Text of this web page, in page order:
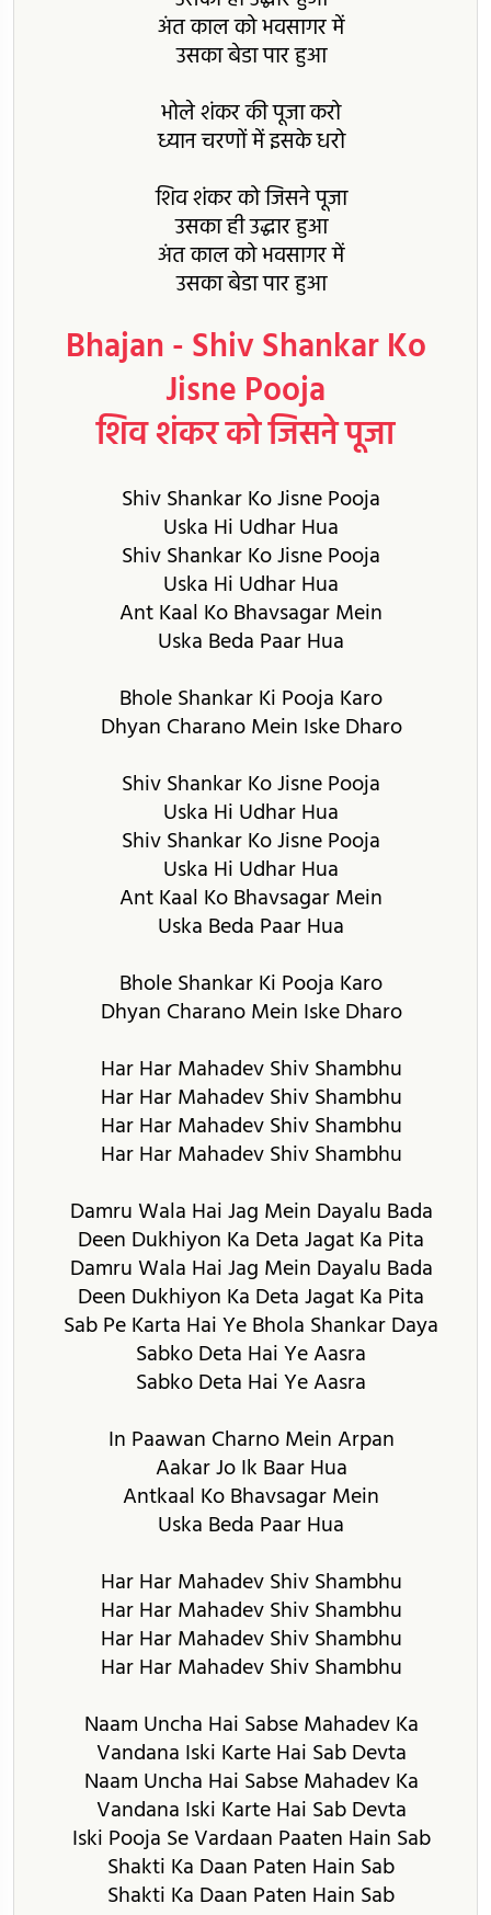
अंत काल को भवसागर में
उसका बेडा पार हुआ
भोले शंकर की पूजा करो
ध्यान चरणों में इसके धरो
शिव शंकर को जिसने पूजा
उसका ही उद्धार हुआ
अंत काल को भवसागर में
उसका बेडा पार हुआ
Bhajan - Shiv Shankar Ko
Jisne Pooja
शिव शंकर को जिसने पूजा
Shiv Shankar Ko Jisne Pooja
Uska Hi Udhar Hua
Shiv Shankar Ko Jisne Pooja
Uska Hi Udhar Hua
Ant Kaal Ko Bhavsagar Mein
Uska Beda Paar Hua
Bhole Shankar Ki Pooja Karo
Dhyan Charano Mein Iske Dharo
Shiv Shankar Ko Jisne Pooja
Uska Hi Udhar Hua
Shiv Shankar Ko Jisne Pooja
Uska Hi Udhar Hua
Ant Kaal Ko Bhavsagar Mein
Uska Beda Paar Hua
Bhole Shankar Ki Pooja Karo
Dhyan Charano Mein Iske Dharo
Har Har Mahadev Shiv Shambhu
Har Har Mahadev Shiv Shambhu
Har Har Mahadev Shiv Shambhu
Har Har Mahadev Shiv Shambhu
Damru Wala Hai Jag Mein Dayalu Bada
Deen Dukhiyon Ka Deta Jagat Ka Pita
Damru Wala Hai Jag Mein Dayalu Bada
Deen Dukhiyon Ka Deta Jagat Ka Pita
Sab Pe Karta Hai Ye Bhola Shankar Daya
Sabko Deta Hai Ye Aasra
Sabko Deta Hai Ye Aasra
In Paawan Charno Mein Arpan
Aakar Jo Ik Baar Hua
Antkaal Ko Bhavsagar Mein
Uska Beda Paar Hua
Har Har Mahadev Shiv Shambhu
Har Har Mahadev Shiv Shambhu
Har Har Mahadev Shiv Shambhu
Har Har Mahadev Shiv Shambhu
Naam Uncha Hai Sabse Mahadev Ka
Vandana Iski Karte Hai Sab Devta
Naam Uncha Hai Sabse Mahadev Ka
Vandana Iski Karte Hai Sab Devta
Iski Pooja Se Vardaan Paaten Hain Sab
Shakti Ka Daan Paten Hain Sab
Shakti Ka Daan Paten Hain Sab